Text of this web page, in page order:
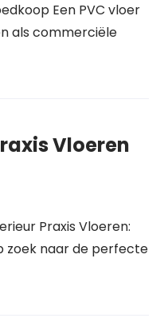
Een PVC vloer
als commerciële
Vloeren
Praxis Vloeren:
zoek naar de perfecte